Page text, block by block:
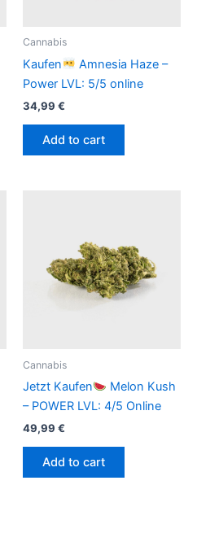
Cannabis
Kaufen
Amnesia Haze –
Power LVL: 5/5 online
34,99 €
Add to cart
Cannabis
Jetzt Kaufen
Melon Kush
– POWER LVL: 4/5 Online
49,99 €
Add to cart